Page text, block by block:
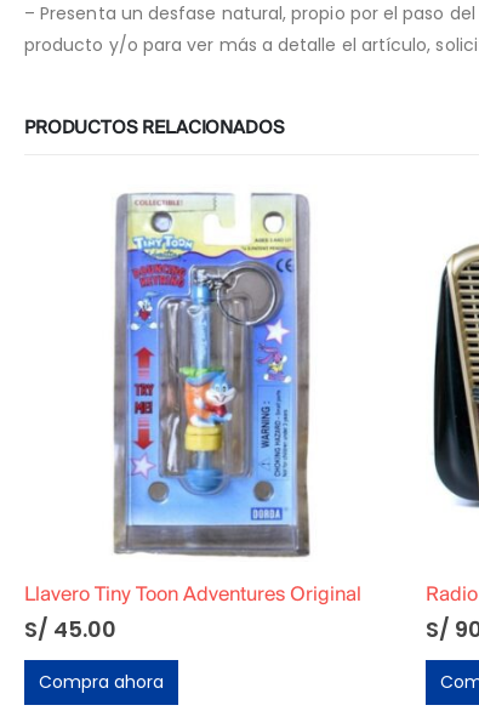
– Presenta un desfase natural, propio por el paso
producto y/o para ver más a detalle el artículo,
PRODUCTOS RELACIONADOS
Radio Estilo Baquelita Vintage Dorado
S/ 90.00
Compra ahora
S/